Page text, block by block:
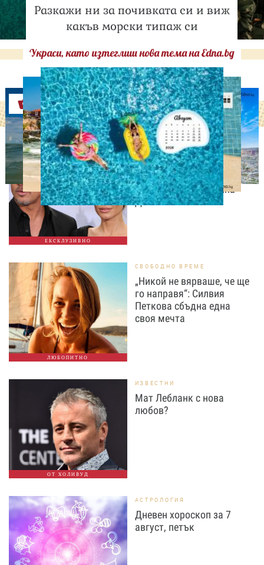
Разкажи ни за почивката си и виж
какъв морски типаж си
Украси, като изтеглиш нова тема на Edna.bg
Оферти
ЕКСКЛУЗИВНО
ИЗВЕСТНИ
Нов удар в битката: Брад
Пит поиска достъп до
тайните на Анджелина
Джоли
ЛЮБОПИТНО
СВОБОДНО ВРЕМЕ
„Никой не вярваше, че ще
го направя“: Силвия
Петкова сбъдна една
своя мечта
ОТ ХОЛИВУД
ИЗВЕСТНИ
Мат Лебланк с нова
любов?
АСТРОЛОГИЯ
Дневен хороскоп за 7
август, петък